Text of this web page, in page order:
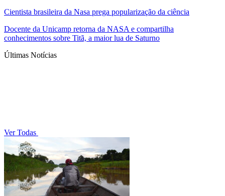
Cientista brasileira da Nasa prega popularização da ciência
Docente da Unicamp retorna da NASA e compartilha
conhecimentos sobre Titã, a maior lua de Saturno
Últimas Notícias
Ver Todas